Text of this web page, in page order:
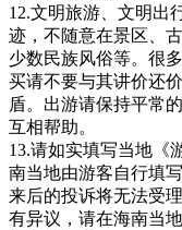
12.文明旅游、文明出
迹，不随意在景区、
少数民族风俗等。很
买请不要与其讲价还
盾。出游请保持平常
互相帮助。
13.请如实填写当地《
南当地由游客自行填
来后的投诉将无法受
有异议，请在海南当